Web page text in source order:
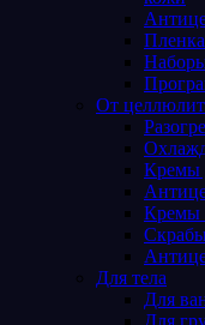
От
Кремы
Кремы
Для тела
Для